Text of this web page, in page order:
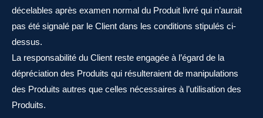
décelables après examen normal du Produit livré qui n’aurait
pas été signalé par le Client dans les conditions stipulés ci-
dessus.
La responsabilité du Client reste engagée à l’égard de la
dépréciation des Produits qui résulteraient de manipulations
des Produits autres que celles nécessaires à l’utilisation des
Produits.